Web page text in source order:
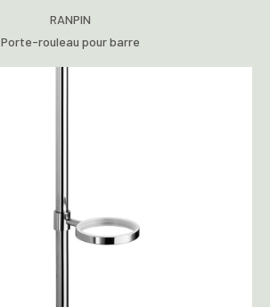
RANPIN
Porte-rouleau pour barre